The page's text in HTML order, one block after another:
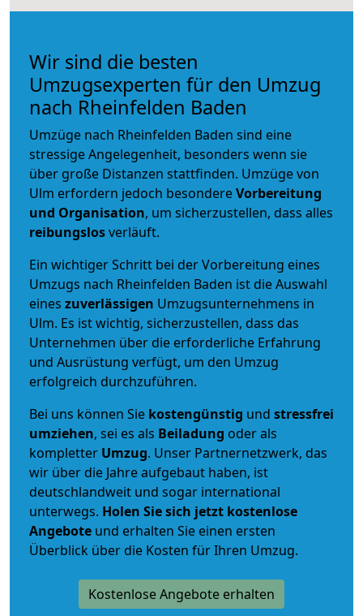
Wir sind die besten
Umzugsexperten für den Umzug
nach Rheinfelden Baden
Umzüge nach Rheinfelden Baden sind eine
stressige Angelegenheit, besonders wenn sie
über große Distanzen stattfinden. Umzüge von
Ulm erfordern jedoch besondereVorbereitung
und Organisation, um sicherzustellen, dass alles
reibungslosverläuft.
Ein wichtiger Schritt bei der Vorbereitung eines
Umzugs nach Rheinfelden Baden ist die Auswahl
eines zuverlässigen Umzugsunternehmens in
Ulm. Es ist wichtig, sicherzustellen, dass das
Unternehmen über die erforderliche Erfahrung
und Ausrüstung verfügt, um den Umzug
erfolgreich durchzuführen.
Bei uns können Sie kostengünstig und stressfrei
umziehen, sei es als Beiladung oder als
kompletter Umzug. Unser Partnernetzwerk, das
wir über die Jahre aufgebaut haben, ist
deutschlandweit und sogar international
unterwegs. Holen Sie sich jetzt kostenlose
Angebote und erhalten Sie einen ersten
Überblick über die Kosten für Ihren Umzug.
Kostenlose Angebote erhalten